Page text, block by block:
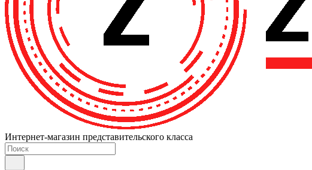
Интернет-магазин представительского класса